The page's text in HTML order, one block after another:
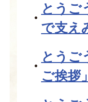
とうご
で支え
とうご
ご挨拶」